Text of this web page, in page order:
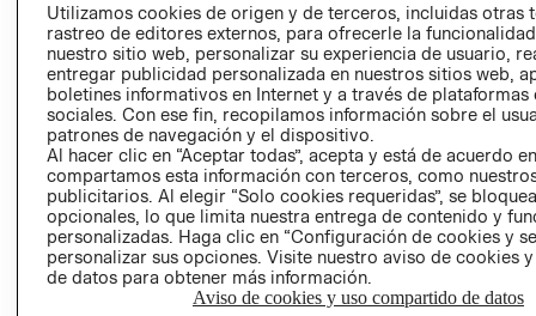
AVISO DE
PRIVACIDAD
GIFT CARD
AVISO DE
COOKIES
Utilizamos cookies de origen y de terceros, incluidas otras
rastreo de editores externos, para ofrecerle la
nuestro sitio web, personalizar su experiencia de usuario,
entregar publicidad personalizada en nuestros sitios web,
boletines informativos en Internet y a través de plataformas
sociales. Con ese fin, recopilamos información sobre el
patrones de navegación y el dispositivo.
Al hacer clic en “Aceptar todas”, acepta y está de acuerdo
compartamos esta información con terceros, como
publicitarios. Al elegir “Solo cookies requeridas”, se
opcionales, lo que limita nuestra entrega de contenido y
personalizadas. Haga clic en “Configuración de cookies y
personalizar sus opciones. Visite nuestro aviso de cookies
de datos para obtener más información.
Aviso de cookies y uso compartido de datos